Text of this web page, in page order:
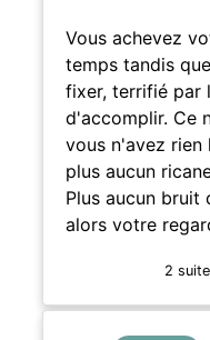
Vous achevez
temps tandis
fixer, terrifié par
d'accomplir. Ce
vous n'avez rien
plus aucun
Plus aucun bruit
alors votre
2